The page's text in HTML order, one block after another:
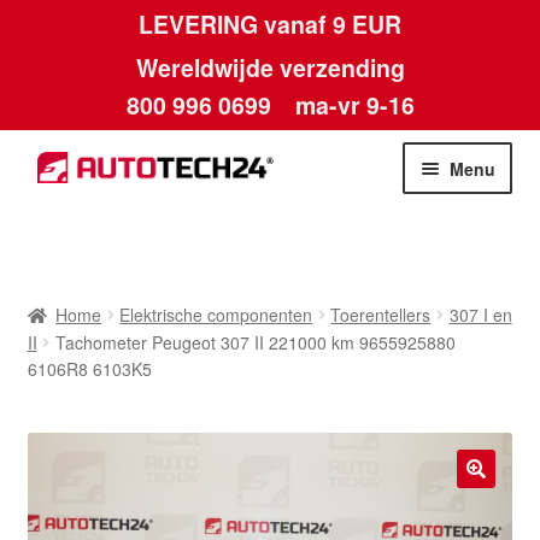
LEVERING vanaf 9 EUR
Wereldwijde verzending
800 996 0699 ma-vr 9-16
Ga
door
Ga
naar
Menu
Algemene voorwaarden
Betalingen
Home Elektrische componenten Toerentellers
307 I en
II
Tachometer Peugeot 307 II 221000 km 9655925880
6106R8 6103K5